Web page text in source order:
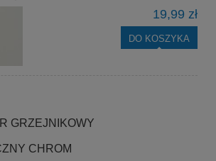
19,99 zł
DO KOSZYKA
GRZEJNIKOWY
CHROM